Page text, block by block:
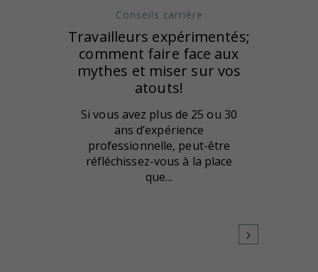
Conseils carrière
Travailleurs expérimentés;
comment faire face aux
mythes et miser sur vos
atouts!
Si vous avez plus de 25 ou 30
ans d’expérience
professionnelle, peut-être
réfléchissez-vous à la place
que...